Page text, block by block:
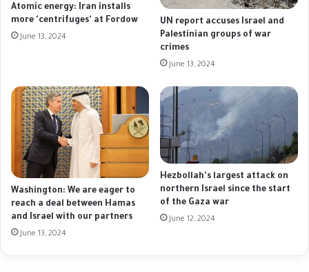
Atomic energy: Iran installs
more 'centrifuges' at Fordow
June 13, 2024
UN report accuses Israel and
Palestinian groups of war
crimes
June 13, 2024
Washington: We are eager to
reach a deal between Hamas
and Israel with our partners
June 13, 2024
Hezbollah's largest attack on
northern Israel since the start
of the Gaza war
June 12, 2024